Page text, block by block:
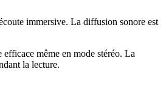
immersive. La diffusion sonore est
même en mode stéréo. La
la lecture.